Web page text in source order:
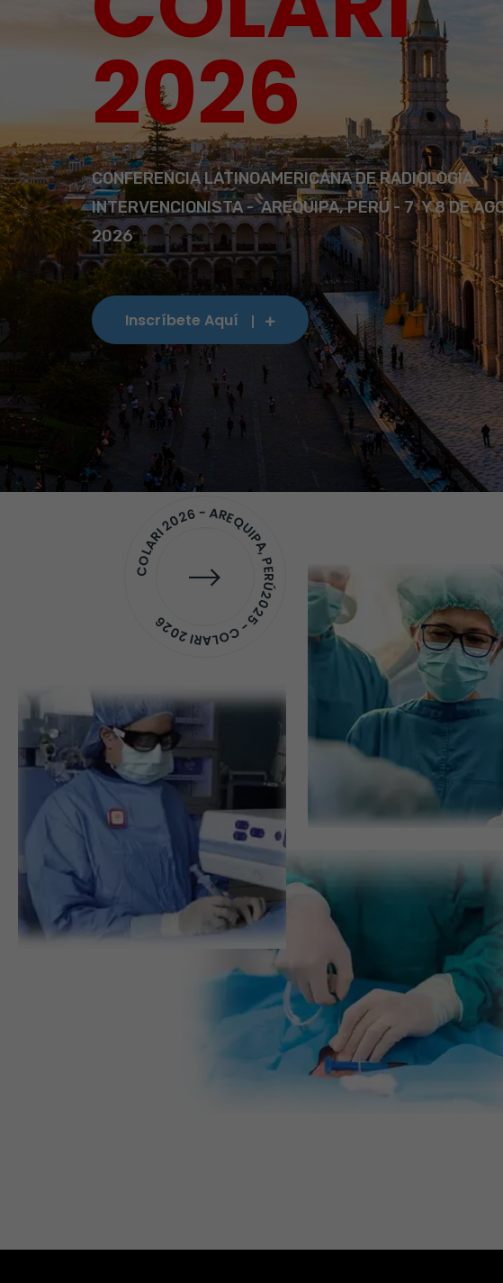
2026
CONFERENCIA LATINOAMERICANA DE RADIOLOGÍA
INTERVENCIONISTA - AREQUIPA, PERÚ - 7 Y 8 DE
2026
Inscríbete Aquí
COLARI 2026 - AREQUIPA, PERÚ2025 - COLARI 2026